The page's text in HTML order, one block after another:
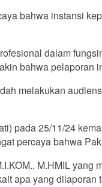
bahwa instansi
dalam
bahwa pelaporan
melakukan
pada 25/11/24
percaya bahwa
M.HMIL
apa yang